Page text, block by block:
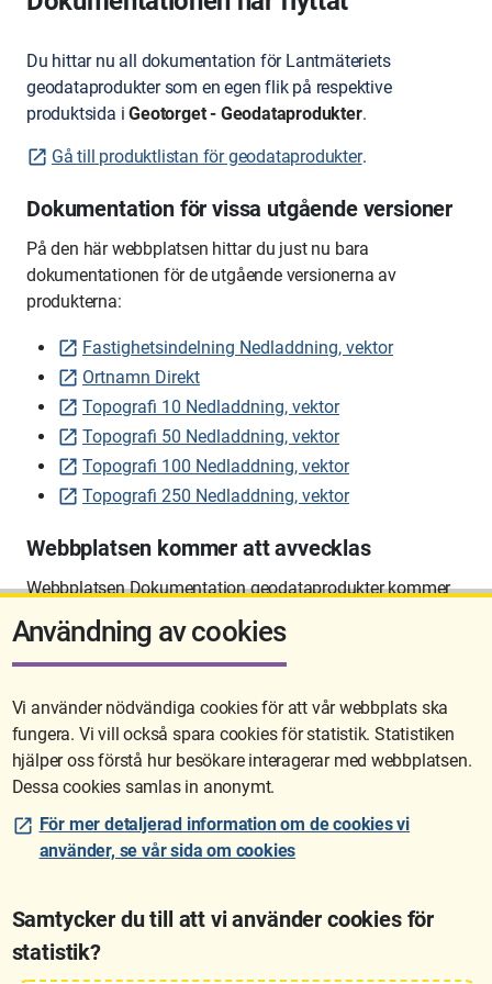
Du hittar nu all dokumentation för Lantmäteriets
geodataprodukter som en egen flik på respektive
produktsida i Geotorget - Geodataprodukter.
Gå till produktlistan för geodataprodukter.
Dokumentation för vissa utgående versioner
På den här webbplatsen hittar du just nu bara
dokumentationen för de utgående versionerna av
produkterna:
Fastighetsindelning Nedladdning, vektor
Ortnamn Direkt
Topografi 10 Nedladdning, vektor
Topografi 50 Nedladdning, vektor
Topografi 100 Nedladdning, vektor
Topografi 250 Nedladdning, vektor
Webbplatsen kommer att avvecklas
Webbplatsen Dokumentation geodataprodukter kommer
att avvecklas på sikt.
Sidan uppdaterades senast: 2026-06-10 12:58
Användning av cookies
Vi använder nödvändiga cookies för att vår webbplats ska
fungera. Vi vill också spara cookies för statistik. Statistiken
hjälper oss förstå hur besökare interagerar med webbplatsen.
Dessa cookies samlas in anonymt.
För mer detaljerad information om de cookies vi
använder, se vår sida om cookies
Samtycker du till att vi använder cookies för
statistik?
Lantmäteriet är den myndighet som kartlägger Sverige. Till våra